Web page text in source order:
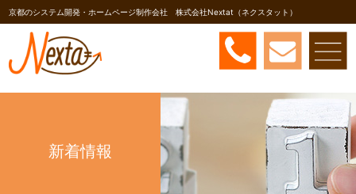
京都のシステム開発・ホームページ制作会社 株式会社Nextat（ネクスタット）
新着情報